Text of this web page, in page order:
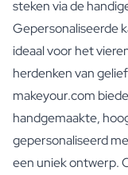
steken via de
Gepersonaliseerde
ideaal voor het
herdenken van
makeyour.com
handgemaakte,
gepersonaliseerd
een uniek ontwerp.